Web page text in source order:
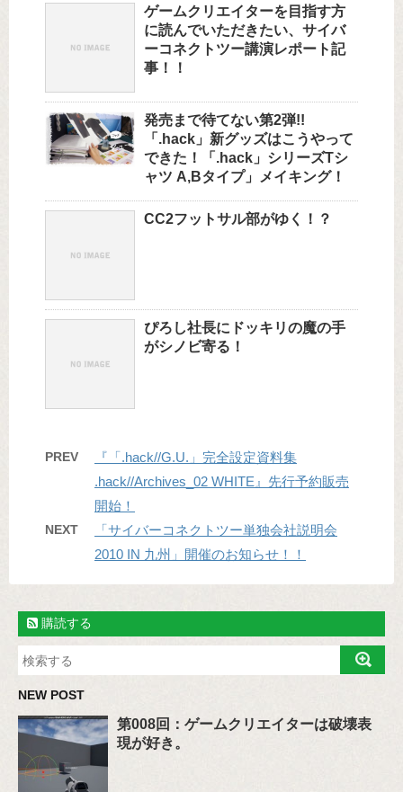
ゲームクリエイターを目指す方
に読んでいただきたい、サイバ
ーコネクトツー講演レポート記
事！！
発売まで待てない第2弾!!
「.hack」新グッズはこうやって
できた！「.hack」シリーズTシ
ャツ A,Bタイプ」メイキング！
CC2フットサル部がゆく！？
ぴろし社長にドッキリの魔の手
がシノビ寄る！
PREV
『「.hack//G.U.」完全設定資料集
.hack//Archives_02 WHITE』先行予約販売
開始！
NEXT
「サイバーコネクトツー単独会社説明会
2010 IN 九州」開催のお知らせ！！
購読する
NEW POST
第008回：ゲームクリエイターは破壊表
現が好き。